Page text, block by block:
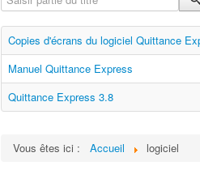
Copies d'écrans du logiciel Quittance
Manuel Quittance Express
Quittance Express 3.8
Vous êtes ici : Accueil logiciel